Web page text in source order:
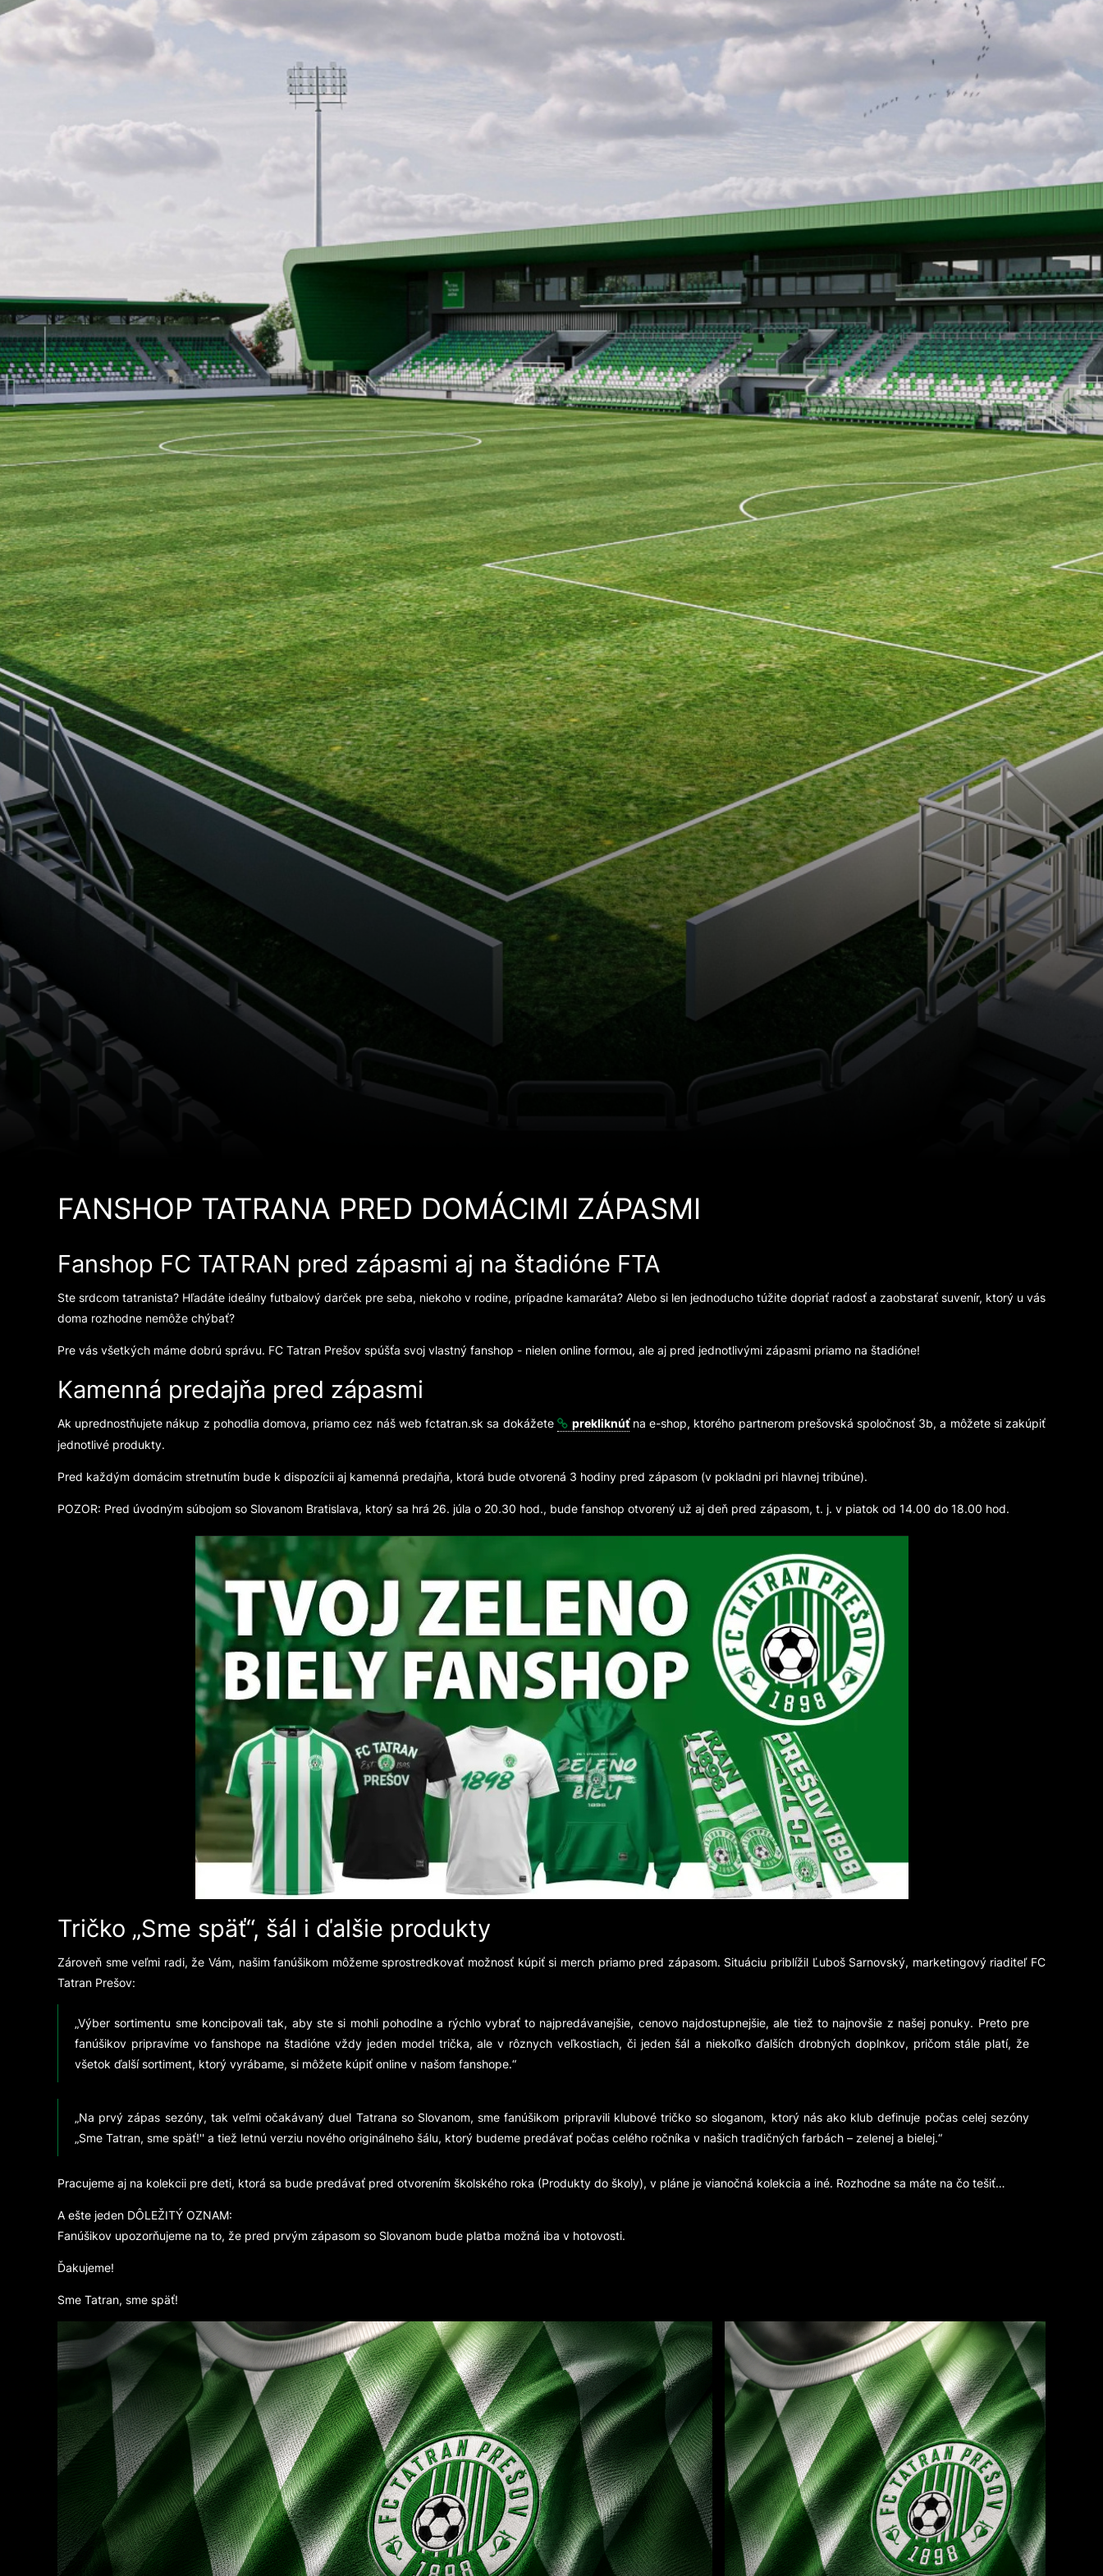
FANSHOP TATRANA PRED DOMÁCIMI ZÁPASMI
Fanshop FC TATRAN pred zápasmi aj na štadióne FTA
Ste srdcom tatranista? Hľadáte ideálny futbalový darček pre seba, niekoho v rodine, prípadne kamaráta? Alebo si len jednoducho túžite dopriať radosť a zaobstarať suvenír, ktorý u vás
doma rozhodne nemôže chýbať?
Pre vás všetkých máme dobrú správu. FC Tatran Prešov spúšťa svoj vlastný fanshop - nielen online formou, ale aj pred jednotlivými zápasmi priamo na štadióne!
Kamenná predajňa pred zápasmi
Ak uprednostňujete nákup z pohodlia domova, priamo cez náš web fctatran.sk sa dokážete prekliknúť na e-shop, ktorého partnerom prešovská spoločnosť 3b, a môžete si zakúpiť
jednotlivé produkty.
Pred každým domácim stretnutím bude k dispozícii aj kamenná predajňa, ktorá bude otvorená 3 hodiny pred zápasom (v pokladni pri hlavnej tribúne).
POZOR: Pred úvodným súbojom so Slovanom Bratislava, ktorý sa hrá 26. júla o 20.30 hod., bude fanshop otvorený už aj deň pred zápasom, t. j. v piatok od 14.00 do 18.00 hod.
Tričko „Sme späť“, šál i ďalšie produkty
Zároveň sme veľmi radi, že Vám, našim fanúšikom môžeme sprostredkovať možnosť kúpiť si merch priamo pred zápasom. Situáciu priblížil Ľuboš Sarnovský, marketingový riaditeľ FC
Tatran Prešov:
„Výber sortimentu sme koncipovali tak, aby ste si mohli pohodlne a rýchlo vybrať to najpredávanejšie, cenovo najdostupnejšie, ale tiež to najnovšie z našej ponuky. Preto pre
fanúšikov pripravíme vo fanshope na štadióne vždy jeden model trička, ale v rôznych veľkostiach, či jeden šál a niekoľko ďalších drobných doplnkov, pričom stále platí, že
všetok ďalší sortiment, ktorý vyrábame, si môžete kúpiť online v našom fanshope.“
„Na prvý zápas sezóny, tak veľmi očakávaný duel Tatrana so Slovanom, sme fanúšikom pripravili klubové tričko so sloganom, ktorý nás ako klub definuje počas celej sezóny
„Sme Tatran, sme späť!'' a tiež letnú verziu nového originálneho šálu, ktorý budeme predávať počas celého ročníka v našich tradičných farbách – zelenej a bielej.“
Pracujeme aj na kolekcii pre deti, ktorá sa bude predávať pred otvorením školského roka (Produkty do školy), v pláne je vianočná kolekcia a iné. Rozhodne sa máte na čo tešiť…
A ešte jeden DÔLEŽITÝ OZNAM:
Fanúšikov upozorňujeme na to, že pred prvým zápasom so Slovanom bude platba možná iba v hotovosti.
Ďakujeme!
Sme Tatran, sme späť!